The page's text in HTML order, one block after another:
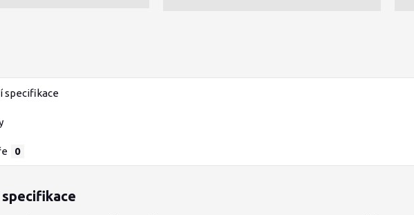
specifikace
0